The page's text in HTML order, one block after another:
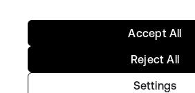
Settings
Reject All
Accept All